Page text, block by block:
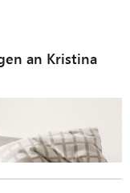
an Kristina